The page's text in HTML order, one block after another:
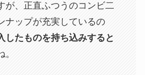
が、正直ふつうのコンビ二
ナップが充実しているの
したものを持ち込みすると
。